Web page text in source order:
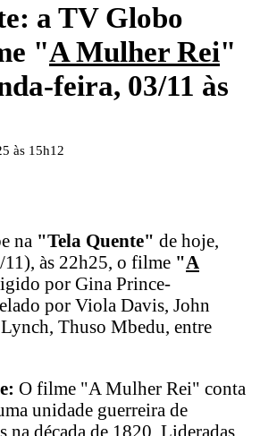
a TV Globo
"A Mulher Rei"
feira, 03/11 às
às 15h12
na "Tela Quente" de hoje,
às 22h25, o filme "A
por Gina Prince-
por Viola Davis, John
Thuso Mbedu, entre
O filme "A Mulher Rei" conta
unidade guerreira de
na década de 1820. Lideradas